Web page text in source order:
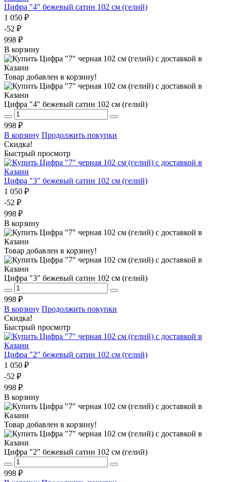
Цифра "4" бежевый сатин 102 см (гелий)
1 050 ₽
-52 ₽
998 ₽
В корзину
Товар добавлен в корзину!
Цифра "4" бежевый сатин 102 см (гелий)
998 ₽
В корзину Продолжить покупки
Скидка!
Быстрый просмотр
Цифра "3" бежевый сатин 102 см (гелий)
1 050 ₽
-52 ₽
998 ₽
В корзину
Товар добавлен в корзину!
Цифра "3" бежевый сатин 102 см (гелий)
998 ₽
В корзину Продолжить покупки
Скидка!
Быстрый просмотр
Цифра "2" бежевый сатин 102 см (гелий)
1 050 ₽
-52 ₽
998 ₽
В корзину
Товар добавлен в корзину!
Цифра "2" бежевый сатин 102 см (гелий)
998 ₽